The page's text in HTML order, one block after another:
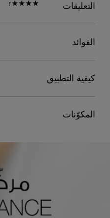
التعليقات
الفوائد
كيفية التطبيق
المكوّنات